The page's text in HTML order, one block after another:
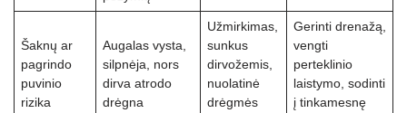
Šaknų ar
pagrindo
puvinio
rizika
Augalas vysta,
silpnėja, nors
dirva atrodo
drėgna
Užmirkimas,
sunkus
dirvožemis,
nuolatinė
drėgmės
Gerinti drenažą,
vengti
perteklinio
laistymo, sodinti
į tinkamesnę